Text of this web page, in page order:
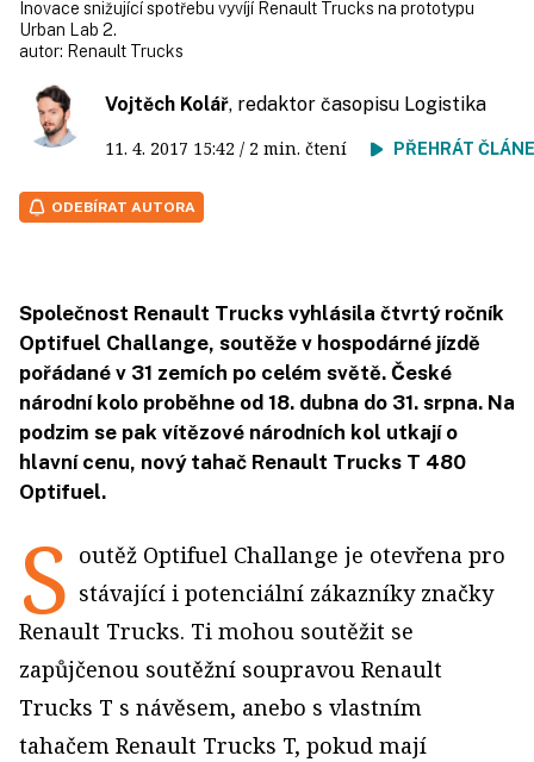
Inovace snižující spotřebu vyvíjí Renault Trucks na prototypu
Urban Lab 2.
autor: Renault Trucks
Vojtěch Kolář, redaktor časopisu Logistika
11. 4. 2017 15:42 / 2 min. čtení PŘEHRÁT
ODEBÍRAT AUTORA
Společnost Renault Trucks vyhlásila čtvrtý ročník
Optifuel Challange, soutěže v hospodárné jízdě
pořádané v 31 zemích po celém světě. České
národní kolo proběhne od 18. dubna do 31. srpna. Na
podzim se pak vítězové národních kol utkají o
hlavní cenu, nový tahač Renault Trucks T 480
Optifuel.
S outěž Optifuel Challange je otevřena pro
stávající i potenciální zákazníky značky
Renault Trucks. Ti mohou soutěžit se
zapůjčenou soutěžní soupravou Renault
Trucks T s návěsem, anebo s vlastním
tahačem Renault Trucks T, pokud mají